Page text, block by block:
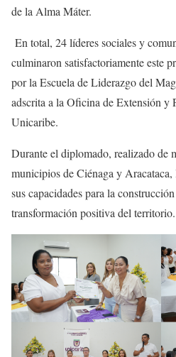
de la Alma Máter.
En total, 24 líderes sociales y
culminaron satisfactoriamente este
por la Escuela de Liderazgo del
adscrita a la Oficina de Extensión y
Unicaribe.
Durante el diplomado, realizado de
municipios de Ciénaga y
sus capacidades para la
transformación positiva del territorio.